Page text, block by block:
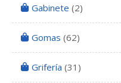
Gabinete (2)
Gomas (62)
Grifería (31)